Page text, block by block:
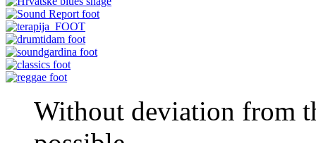
Without deviation from